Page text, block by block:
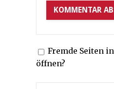
Fremde Seiten
öffnen?